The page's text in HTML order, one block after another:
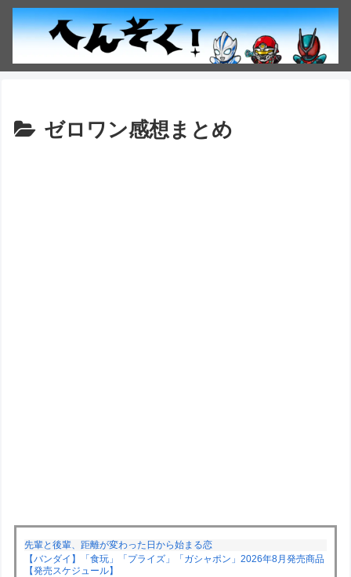
ゼロワン感想まとめ
先輩と後輩、距離が変わった日から始まる恋
【バンダイ】「食玩」「プライズ」「ガシャポン」2026年8月発売商品
【発売スケジュール】